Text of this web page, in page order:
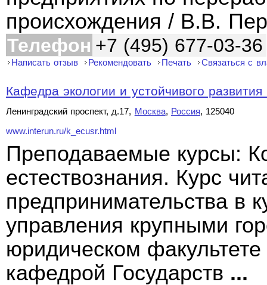
происхождения / В.В.
Телефон +7 (495) 677-03-36
Написать отзыв Рекомендовать Печать Связаться с
Кафедра экологии и устойчивого
Ленинградский проспект, д.17, Москва, Россия, 125040
www.interun.ru/k_ecusr.html
Преподаваемые курсы:
естествознания. Курс
предпринимательства в
управления крупными
юридическом
кафедрой Государств ...